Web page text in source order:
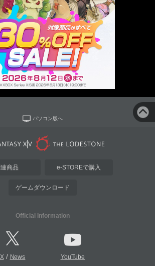
パソコン版へ
商品 e-STOREで購入
ゲームダウンロード
Official Information
X/ News YouTube